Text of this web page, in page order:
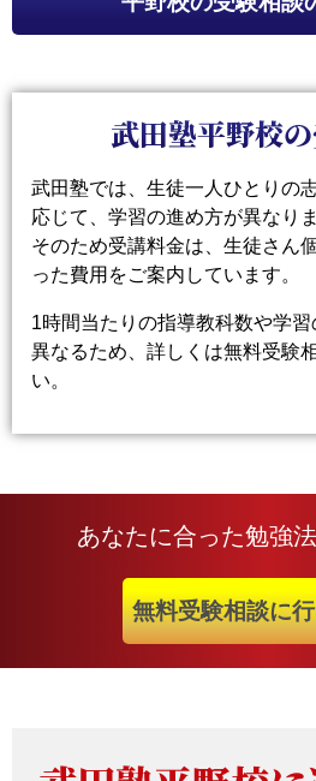
武田塾平野校
武田塾では、生徒一人ひとりの
応じて、学習の進め方が異なりま
そのため受講料金は、生徒さん
った費用をご案内しています。
1時間当たりの指導教科数や学
異なるため、詳しくは無料受験
い。
あなたに合った勉強
無料受験相談に